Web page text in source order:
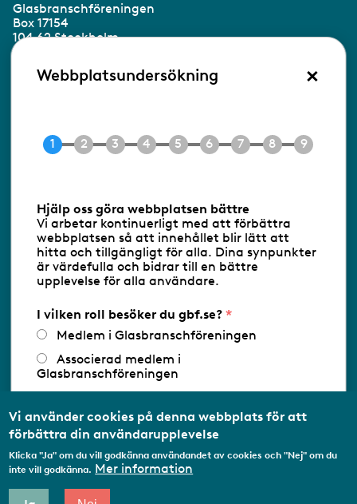
Glasbranschföreningen
Box 17154
104 62 Stockholm
Besöksadress:
Ringvägen 100
E-post info@gbf.se
Följ oss via RSS
Databasens namn:www.gbf.se-
Glasbranschföreningen AB - Ansvarig
utgivare: Sofia Wahlgren
Webbplatsundersökning ×
Hjälp oss göra webbplatsen bättre
Vi arbetar kontinuerligt med att förbättra
webbplatsen så att innehållet blir lätt att
hitta och tillgängligt för alla. Dina synpunkter
är värdefulla och bidrar till en bättre
upplevelse för alla användare.
I vilken roll besöker du gbf.se?
Medlem i Glasbranschföreningen
Associerad medlem i
Glasbranschföreningen
medlemsorganisation/Svenskt Näringsliv
Utbildningsaktör
Student
Vi använder cookies på denna webbplats för att
förbättra din användarupplevelse
Klicka "Ja" om du vill godkänna användandet av cookies och "Nej" om du
inte vill godkänna. Mer information